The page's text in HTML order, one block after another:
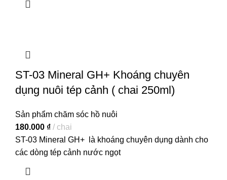
ST-03 Mineral GH+ Khoáng chuyên
dụng nuôi tép cảnh ( chai 250ml)
Sản phẩm chăm sóc hồ nuôi
180.000 ₫
chai
ST-03 Mineral GH+ là khoáng chuyên dụng dành cho
các dòng tép cảnh nước ngọt